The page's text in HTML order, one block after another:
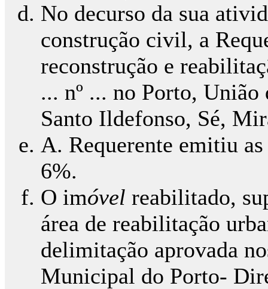
No decurso da sua
construção civil, a
reconstrução e
... nº ... no Porto, União
Santo Ildefonso, Sé,
A. Requerente emitiu
6%.
O imóvel reabilitado,
área de reabilitação
delimitação aprovada
Municipal do Porto-